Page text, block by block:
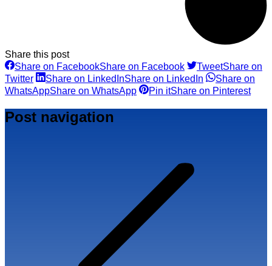
Share this post
Share on FacebookShare on Facebook TweetShare on
Twitter
Share on LinkedInShare on LinkedIn
Share on
WhatsAppShare on WhatsApp Pin itShare on Pinterest
Post navigation